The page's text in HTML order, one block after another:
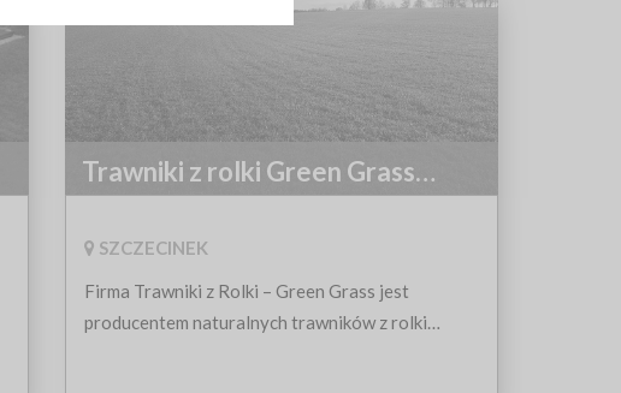
Trawniki z rolki Green Grass
SZCZECINEK
Firma Trawniki z Rolki – Green Grass jest
producentem naturalnych trawników z rolki